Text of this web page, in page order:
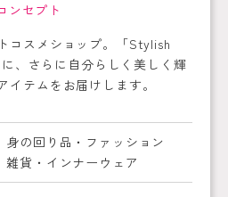
ンセプト
コスメショップ。「Stylish
、さらに自分らしく美しく輝
イテムをお届けします。
身の回り品・ファッション
雑貨・インナーウェア